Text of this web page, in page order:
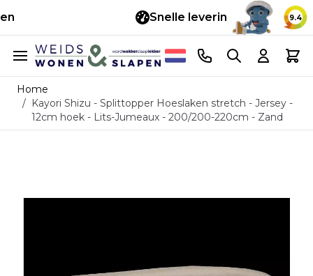
Snelle levering 14
9.4
Ga naar de inhoud
Telefoonnummer
Search Cart
Home
/ Kayori Shizu - Splittopper Hoeslaken stretch - Jersey -
12cm hoek - Lits-Jumeaux - 200/200-220cm - Zand